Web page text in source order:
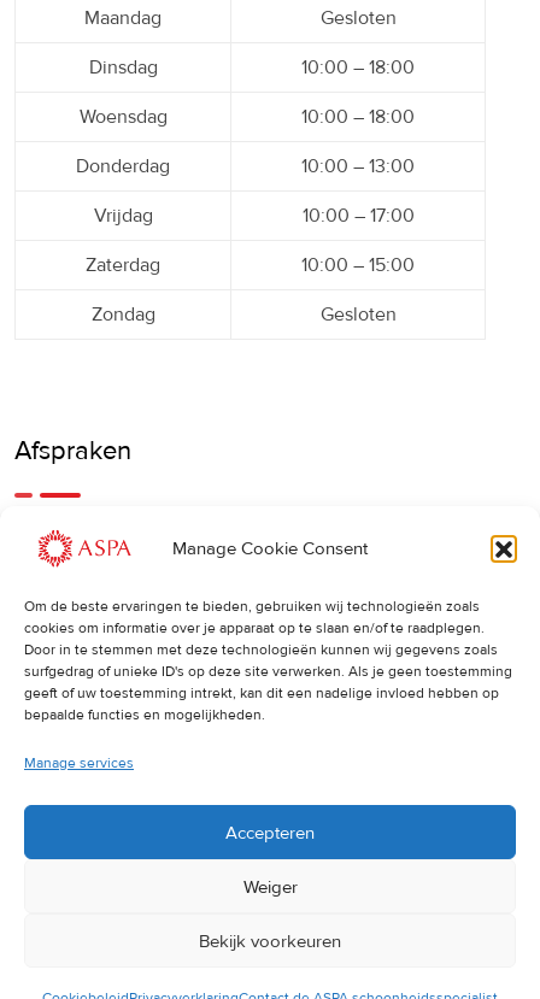
Manage Cookie Consent
Om de beste ervaringen te bieden, gebruiken wij technologieën zoals
cookies om informatie over je apparaat op te slaan en/of te raadplegen.
Door in te stemmen met deze technologieën kunnen wij gegevens zoals
surfgedrag of unieke ID's op deze site verwerken. Als je geen toestemming
geeft of uw toestemming intrekt, kan dit een nadelige invloed hebben op
bepaalde functies en mogelijkheden.
Manage services
Accepteren
Weiger
Bekijk voorkeuren
Maandag Gesloten
Dinsdag 10:00 – 18:00
Woensdag 10:00 – 18:00
Donderdag 10:00 – 13:00
Vrijdag 10:00 – 17:00
Zaterdag 10:00 – 15:00
Zondag Gesloten
Afspraken
Een eerdere of latere afspraak is ook mogelijk, bel ons
Cancellations:
Indien u een afspraak wilt wijzigen of annuleren, vragen wij
u dit 24 uur van tevoren door te geven. Anders worden de
© 2025 ASPA Direct